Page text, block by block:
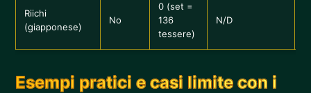
Riichi
(giapponese)
No
0 (set =
136
tessere)
N/D
Esempi pratici e casi limite con i